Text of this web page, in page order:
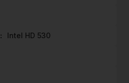
Intel HD 530